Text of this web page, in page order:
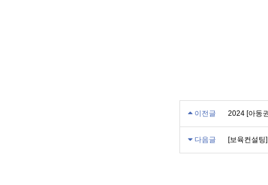
이전글 2024 [아동
다음글 [보육컨설팅